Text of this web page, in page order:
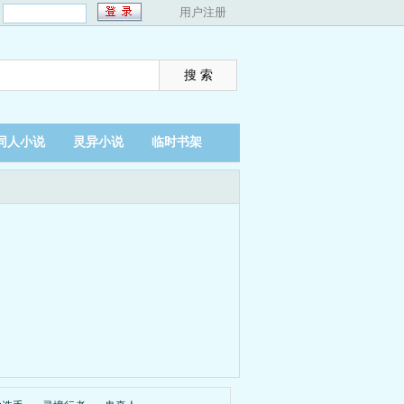
用户注册
人小说 灵异小说 临时书架